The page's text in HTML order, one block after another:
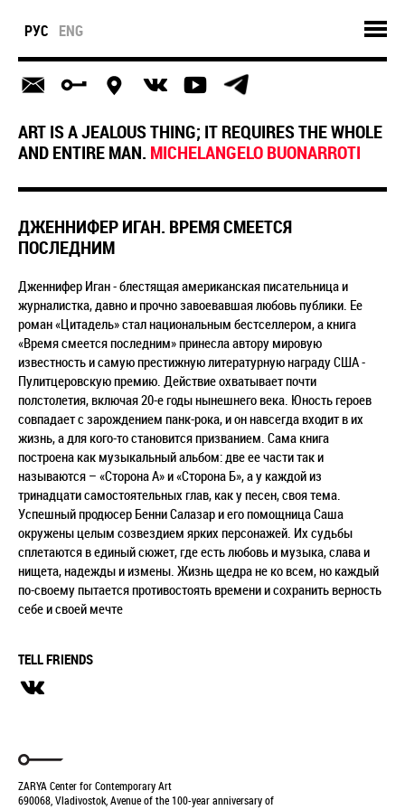
РУС ENG
ART IS A JEALOUS THING; IT REQUIRES THE WHOLE
AND ENTIRE MAN. MICHELANGELO BUONARROTI
ДЖЕННИФЕР ИГАН. ВРЕМЯ СМЕЕТСЯ
ПОСЛЕДНИМ
Дженнифер Иган - блестящая американская писательница и
журналистка, давно и прочно завоевавшая любовь публики. Ее
роман «Цитадель» стал национальным бестселлером, а книга
«Время смеется последним» принесла автору мировую
известность и самую престижную литературную награду США -
Пулитцеровскую премию. Действие охватывает почти
полстолетия, включая 20-е годы нынешнего века. Юность героев
совпадает с зарождением панк-рока, и он навсегда входит в их
жизнь, а для кого-то становится призванием. Сама книга
построена как музыкальный альбом: две ее части так и
называются – «Сторона А» и «Сторона Б», а у каждой из
тринадцати самостоятельных глав, как у песен, своя тема.
Успешный продюсер Бенни Салазар и его помощница Саша
окружены целым созвездием ярких персонажей. Их судьбы
сплетаются в единый сюжет, где есть любовь и музыка, слава и
нищета, надежды и измены. Жизнь щедра не ко всем, но каждый
по-своему пытается противостоять времени и сохранить верность
себе и своей мечте
TELL FRIENDS
ZARYA Center for Contemporary Art
690068, Vladivostok, Avenue of the 100-year anniversary of